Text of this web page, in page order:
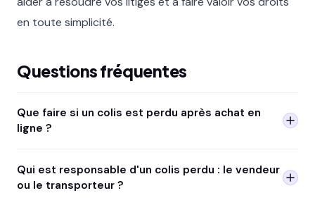
en toute simplicité.
Questions fréquentes
Que faire si un colis est perdu après achat en
ligne ?
livraison (art. L216-1 du Code de la consommation). S'il ne
répond pas sous 48h, envoyez une
Qui est responsable d'un colis perdu : le vendeur
ou le transporteur ?